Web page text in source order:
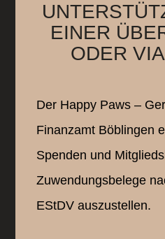
EINER
ODER
Der Happy Paws –
Finanzamt Böblingen
Spenden und
Zuwendungsbelege
EStDV auszustellen.